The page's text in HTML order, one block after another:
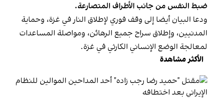
ضبط النفس من جانب الأطراف المتصارعة.
ودعا البيان أيضا إلى وقف فوري لإطلاق النار في غزة، وحماية
المدنيين، وإطلاق سراح جميع الرهائن، ومواصلة المساعدات
لمعالجة الوضع الإنساني الكارثي في ​​غزة.
الأكثر مشاهدة